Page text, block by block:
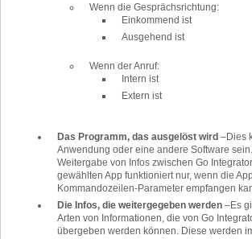
Wenn die Gesprächsrichtung:
Einkommend ist
Ausgehend ist
Wenn der Anruf:
Intern ist
Extern ist
Das Programm, das ausgelöst wird –Dies
Anwendung oder eine andere Software
Weitergabe von Infos zwischen Go
gewählten App funktioniert nur, wenn die
Kommandozeilen-Parameter empfangen
Die Infos, die weitergegeben werden –Es
Arten von Informationen, die von Go
übergeben werden können. Diese werden